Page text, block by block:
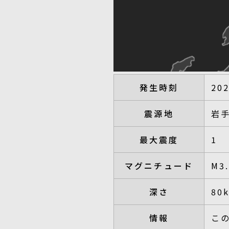
発生時刻
震源地 岩
最大震度 1
マグニチュード
深さ
情報 こ